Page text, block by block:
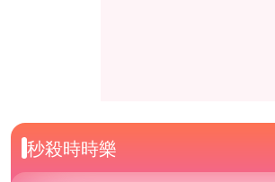
秒殺時時樂